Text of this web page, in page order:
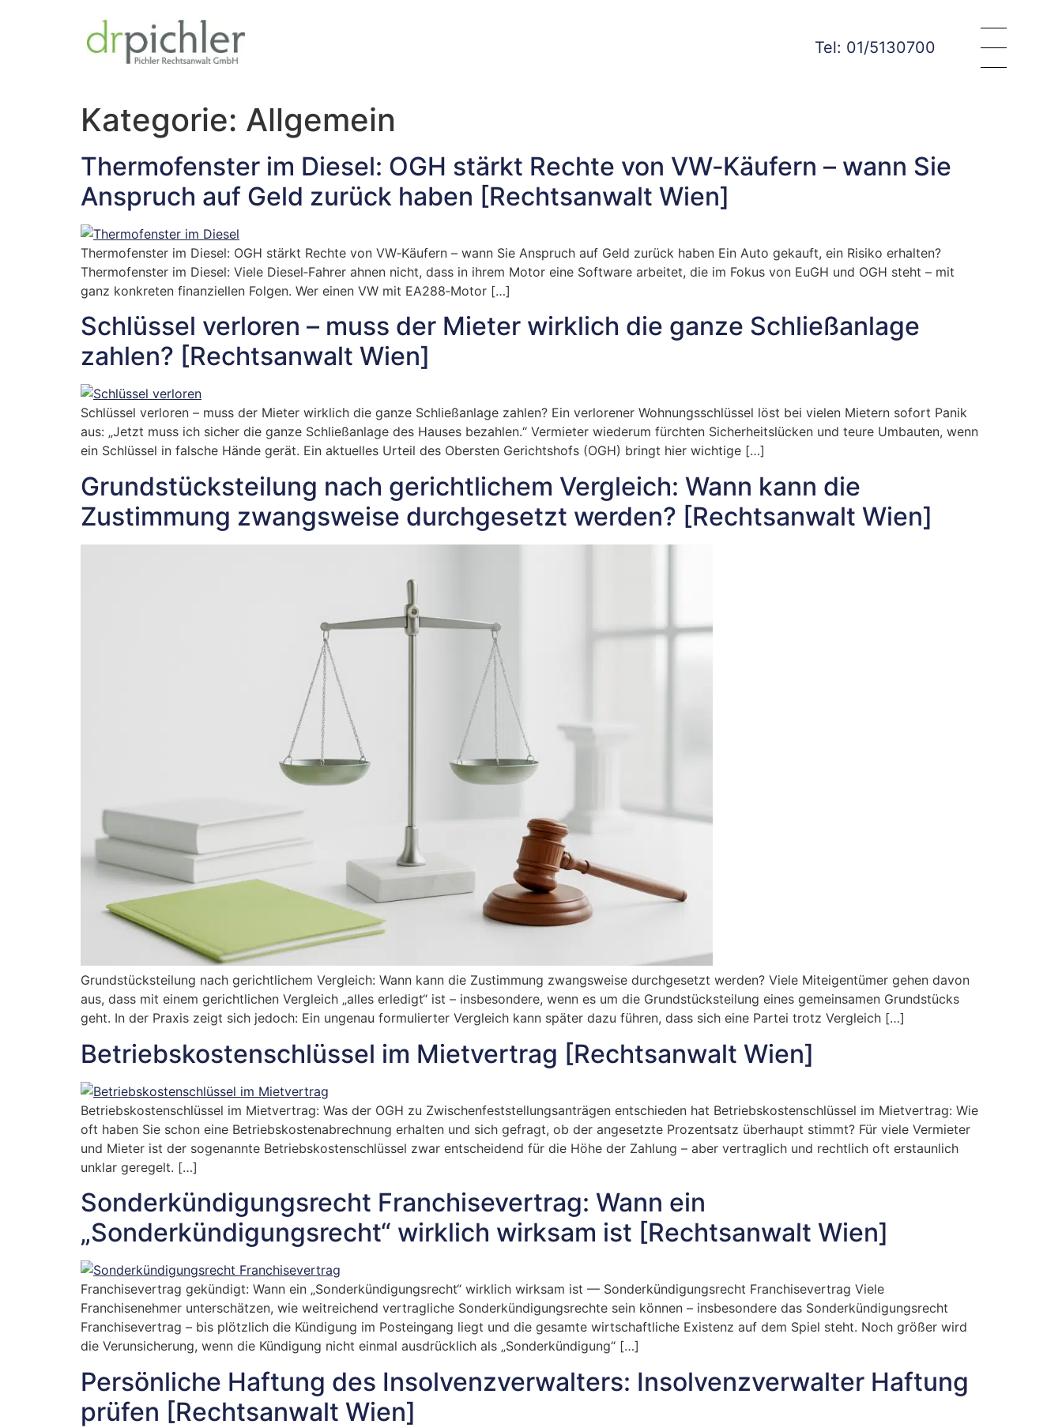
Tel: 01/5130700
Kategorie: Allgemein
Thermofenster im Diesel: OGH stärkt Rechte von VW‑Käufern – wann Sie
Anspruch auf Geld zurück haben [Rechtsanwalt Wien]
Thermofenster im Diesel: OGH stärkt Rechte von VW‑Käufern – wann Sie Anspruch auf Geld zurück haben Ein Auto gekauft, ein Risiko erhalten?
Thermofenster im Diesel: Viele Diesel‑Fahrer ahnen nicht, dass in ihrem Motor eine Software arbeitet, die im Fokus von EuGH und OGH steht – mit
ganz konkreten finanziellen Folgen. Wer einen VW mit EA288‑Motor […]
Schlüssel verloren – muss der Mieter wirklich die ganze Schließanlage
zahlen? [Rechtsanwalt Wien]
Schlüssel verloren – muss der Mieter wirklich die ganze Schließanlage zahlen? Ein verlorener Wohnungsschlüssel löst bei vielen Mietern sofort Panik
aus: „Jetzt muss ich sicher die ganze Schließanlage des Hauses bezahlen.“ Vermieter wiederum fürchten Sicherheitslücken und teure Umbauten, wenn
ein Schlüssel in falsche Hände gerät. Ein aktuelles Urteil des Obersten Gerichtshofs (OGH) bringt hier wichtige […]
Grundstücksteilung nach gerichtlichem Vergleich: Wann kann die
Zustimmung zwangsweise durchgesetzt werden? [Rechtsanwalt Wien]
Grundstücksteilung nach gerichtlichem Vergleich: Wann kann die Zustimmung zwangsweise durchgesetzt werden? Viele Miteigentümer gehen davon
aus, dass mit einem gerichtlichen Vergleich „alles erledigt“ ist – insbesondere, wenn es um die Grundstücksteilung eines gemeinsamen Grundstücks
geht. In der Praxis zeigt sich jedoch: Ein ungenau formulierter Vergleich kann später dazu führen, dass sich eine Partei trotz Vergleich […]
Betriebskostenschlüssel im Mietvertrag [Rechtsanwalt Wien]
Betriebskostenschlüssel im Mietvertrag: Was der OGH zu Zwischenfeststellungsanträgen entschieden hat Betriebskostenschlüssel im Mietvertrag: Wie
oft haben Sie schon eine Betriebskostenabrechnung erhalten und sich gefragt, ob der angesetzte Prozentsatz überhaupt stimmt? Für viele Vermieter
und Mieter ist der sogenannte Betriebskostenschlüssel zwar entscheidend für die Höhe der Zahlung – aber vertraglich und rechtlich oft erstaunlich
unklar geregelt. […]
Sonderkündigungsrecht Franchisevertrag: Wann ein
„Sonderkündigungsrecht“ wirklich wirksam ist [Rechtsanwalt Wien]
Franchisevertrag gekündigt: Wann ein „Sonderkündigungsrecht“ wirklich wirksam ist — Sonderkündigungsrecht Franchisevertrag Viele
Franchisenehmer unterschätzen, wie weitreichend vertragliche Sonderkündigungsrechte sein können – insbesondere das Sonderkündigungsrecht
Franchisevertrag – bis plötzlich die Kündigung im Posteingang liegt und die gesamte wirtschaftliche Existenz auf dem Spiel steht. Noch größer wird
die Verunsicherung, wenn die Kündigung nicht einmal ausdrücklich als „Sonderkündigung“ […]
Persönliche Haftung des Insolvenzverwalters: Insolvenzverwalter Haftung
prüfen [Rechtsanwalt Wien]